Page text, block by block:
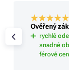
Ověřený
rychlé
snadné
férové